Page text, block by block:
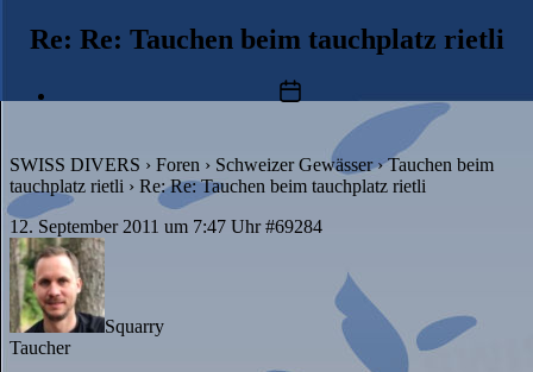
Re: Re: Tauchen beim tauchplatz rietli
Beitragsdatum
SWISS DIVERS › Foren › Schweizer Gewässer › Tauchen beim
tauchplatz rietli › Re: Re: Tauchen beim tauchplatz rietli
12. September 2011 um 7:47 Uhr #69284
Squarry
Taucher